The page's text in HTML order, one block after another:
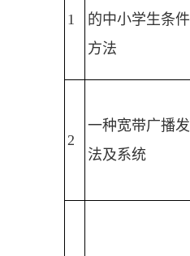
1
的中小学生条
方法
2
一种宽带广播
法及系统